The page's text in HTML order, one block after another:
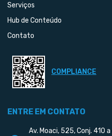
Serviços
Hub de Conteúdo
Contato
COMPLIANCE
ENTRE EM CONTATO
Av. Moaci, 525, Conj. 410